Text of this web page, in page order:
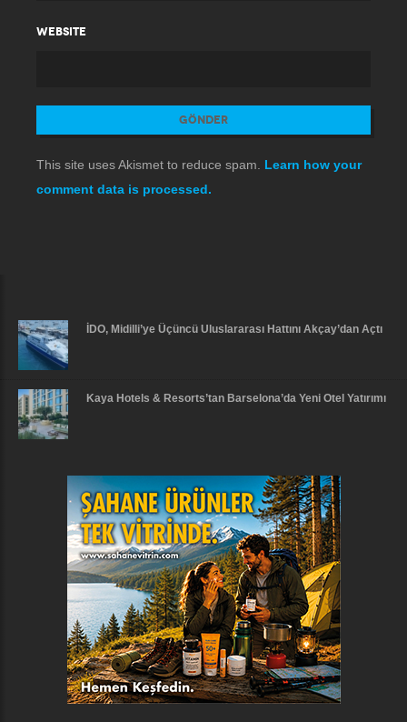
WEBSITE
This site uses Akismet to reduce spam. Learn how your
comment data is processed.
İDO, Midilli’ye Üçüncü Uluslararası Hattını Akçay’dan Açtı
Kaya Hotels & Resorts’tan Barselona’da Yeni Otel Yatırımı